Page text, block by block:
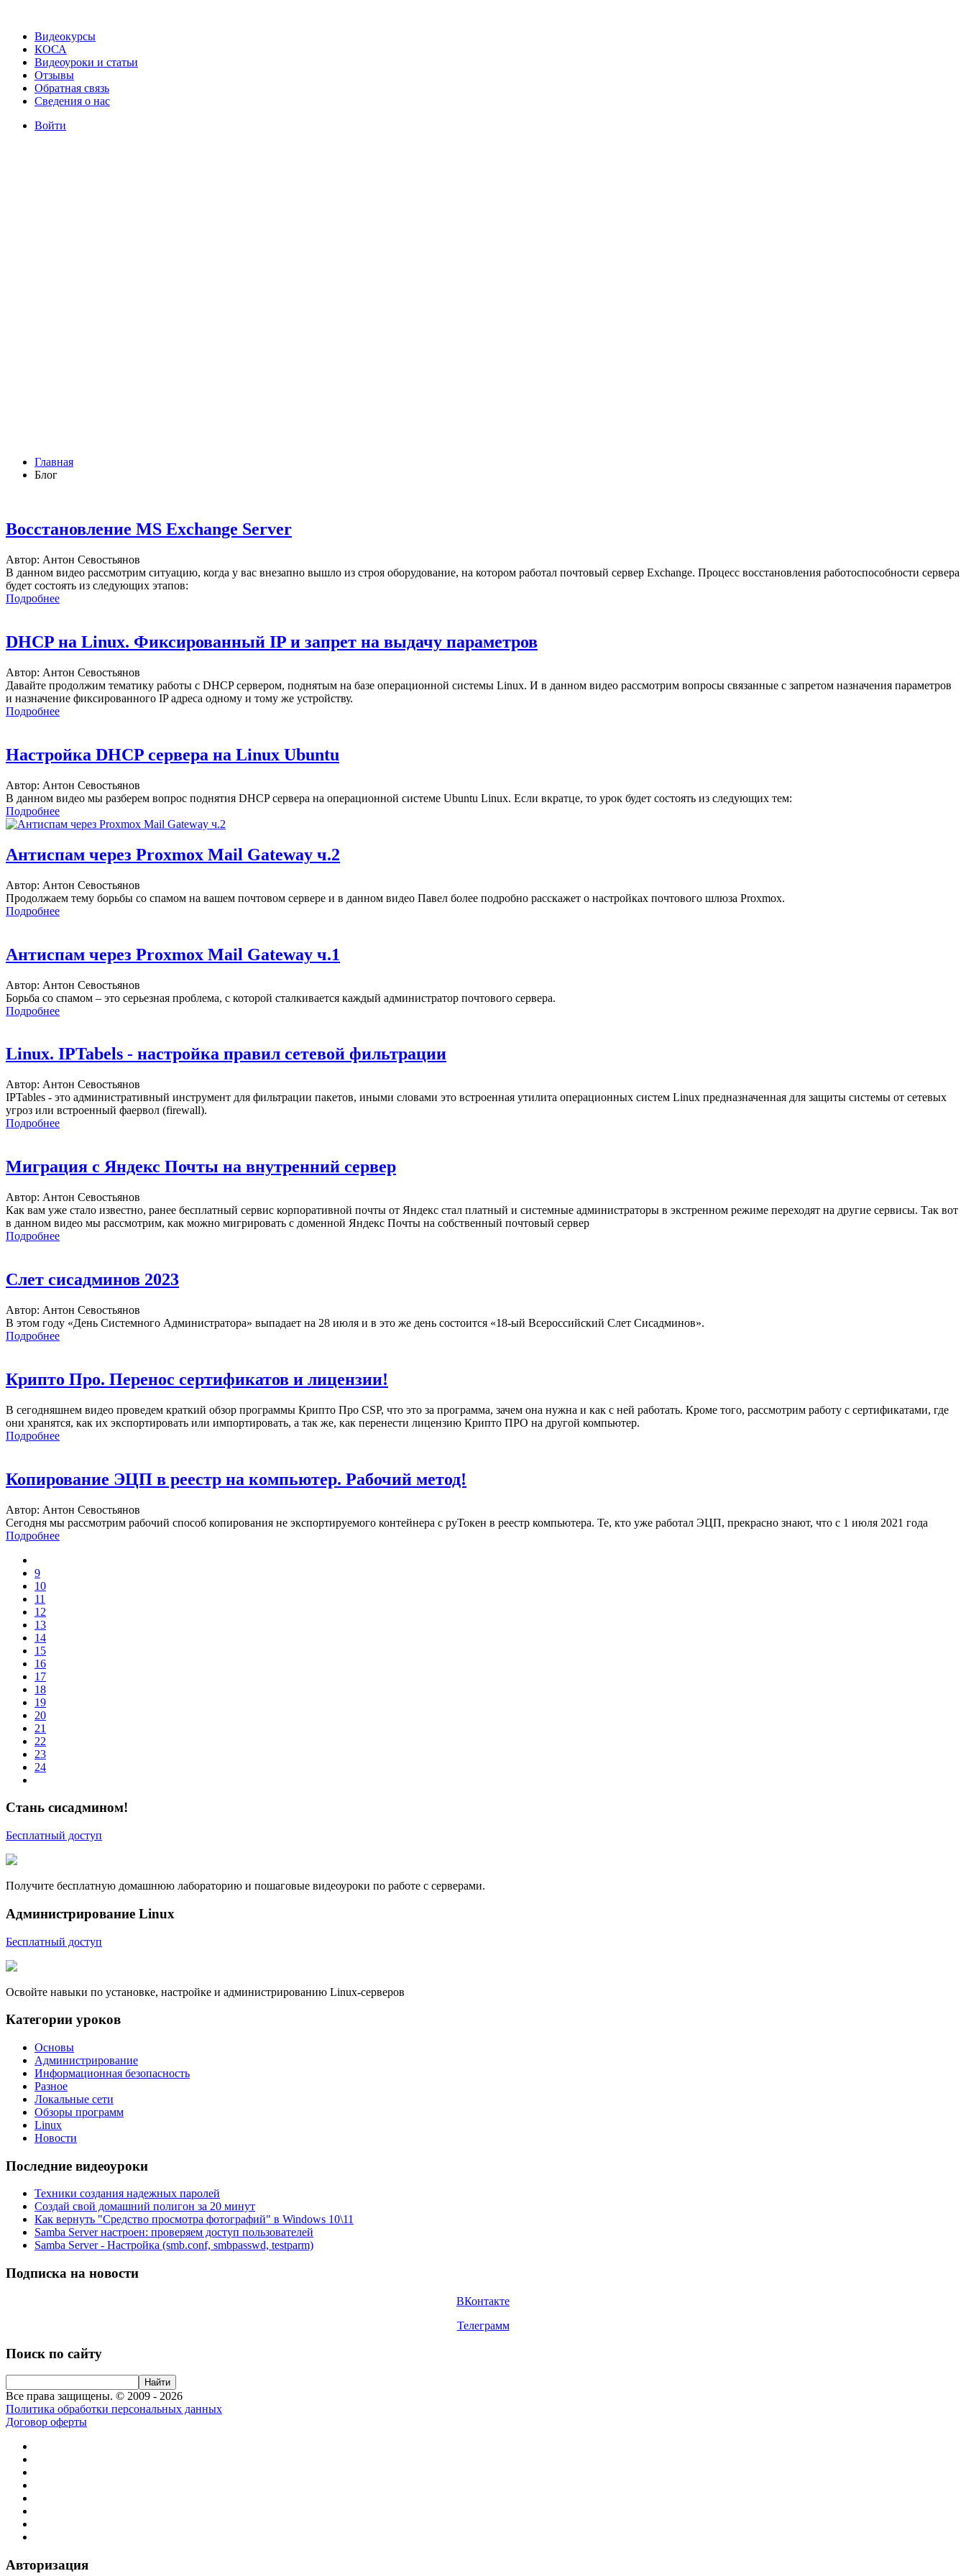
Видеокурсы
КОСА
Видеоуроки и статьи
Отзывы
Обратная связь
Сведения о нас
Войти
Главная
Блог
Восстановление MS Exchange Server
Автор: Антон Севостьянов
В данном видео рассмотрим ситуацию, когда у вас внезапно вышло из строя оборудование, на котором работал почтовый сервер Exchange. Процесс восстановления работоспособности сервера
будет состоять из следующих этапов:
Подробнее
DHCP на Linux. Фиксированный IP и запрет на выдачу параметров
Автор: Антон Севостьянов
Давайте продолжим тематику работы с DHCP сервером, поднятым на базе операционной системы Linux. И в данном видео рассмотрим вопросы связанные с запретом назначения параметров
и назначение фиксированного IP адреса одному и тому же устройству.
Подробнее
Настройка DHCP сервера на Linux Ubuntu
Автор: Антон Севостьянов
В данном видео мы разберем вопрос поднятия DHCP сервера на операционной системе Ubuntu Linux. Если вкратце, то урок будет состоять из следующих тем:
Подробнее
Антиспам через Proxmox Mail Gateway ч.2
Автор: Антон Севостьянов
Продолжаем тему борьбы со спамом на вашем почтовом сервере и в данном видео Павел более подробно расскажет о настройках почтового шлюза Proxmox.
Подробнее
Антиспам через Proxmox Mail Gateway ч.1
Автор: Антон Севостьянов
Борьба со спамом – это серьезная проблема, с которой сталкивается каждый администратор почтового сервера.
Подробнее
Linux. IPTabels - настройка правил сетевой фильтрации
Автор: Антон Севостьянов
IPTables - это административный инструмент для фильтрации пакетов, иными словами это встроенная утилита операционных систем Linux предназначенная для защиты системы от сетевых
угроз или встроенный фаервол (firewall).
Подробнее
Миграция с Яндекс Почты на внутренний сервер
Автор: Антон Севостьянов
Как вам уже стало известно, ранее бесплатный сервис корпоративной почты от Яндекс стал платный и системные администраторы в экстренном режиме переходят на другие сервисы. Так вот
в данном видео мы рассмотрим, как можно мигрировать с доменной Яндекс Почты на собственный почтовый сервер
Подробнее
Слет сисадминов 2023
Автор: Антон Севостьянов
В этом году «День Системного Администратора» выпадает на 28 июля и в это же день состоится «18-ый Всероссийский Слет Сисадминов».
Подробнее
Крипто Про. Перенос сертификатов и лицензии!
В сегодняшнем видео проведем краткий обзор программы Крипто Про CSP, что это за программа, зачем она нужна и как с ней работать. Кроме того, рассмотрим работу с сертификатами, где
они хранятся, как их экспортировать или импортировать, а так же, как перенести лицензию Крипто ПРО на другой компьютер.
Подробнее
Копирование ЭЦП в реестр на компьютер. Рабочий метод!
Автор: Антон Севостьянов
Сегодня мы рассмотрим рабочий способ копирования не экспортируемого контейнера с руТокен в реестр компьютера. Те, кто уже работал ЭЦП, прекрасно знают, что с 1 июля 2021 года
Подробнее
9
10
11
12
13
14
15
16
17
18
19
20
21
22
23
24
Стань сисадмином!
Бесплатный доступ
Получите бесплатную домашнюю лабораторию и пошаговые видеоуроки по работе с серверами.
Администрирование Linux
Бесплатный доступ
Освойте навыки по установке, настройке и администрированию Linux-серверов
Категории уроков
Основы
Администрирование
Информационная безопасность
Разное
Локальные сети
Обзоры программ
Linux
Новости
Последние видеоуроки
Техники создания надежных паролей
Создай свой домашний полигон за 20 минут
Как вернуть "Средство просмотра фотографий" в Windows 10\11
Samba Server настроен: проверяем доступ пользователей
Samba Server - Настройка (smb.conf, smbpasswd, testparm)
Подписка на новости
ВКонтакте
Телеграмм
Поиск по сайту
Все права защищены. © 2009 - 2026
Политика обработки персональных данных
Договор оферты
Авторизация